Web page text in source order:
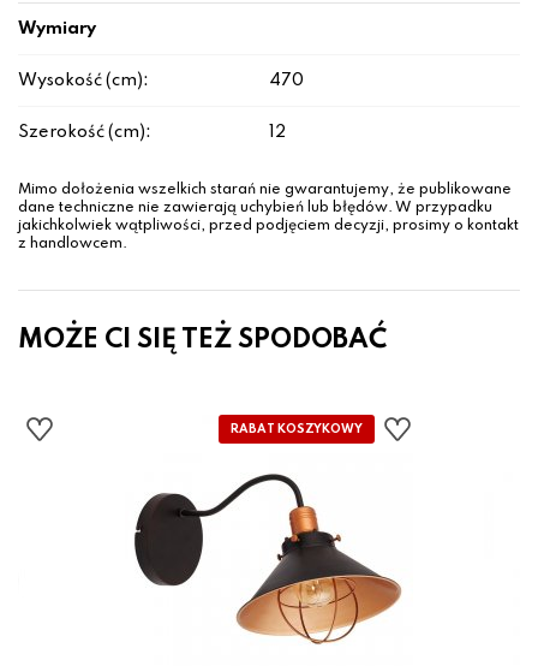
Wymiary
Wysokość (cm): 470
Szerokość (cm): 12
Mimo dołożenia wszelkich starań nie gwarantujemy, że publikowane
dane techniczne nie zawierają uchybień lub błędów. W przypadku
jakichkolwiek wątpliwości, przed podjęciem decyzji, prosimy o kontakt
z handlowcem.
MOŻE CI SIĘ TEŻ SPODOBAĆ